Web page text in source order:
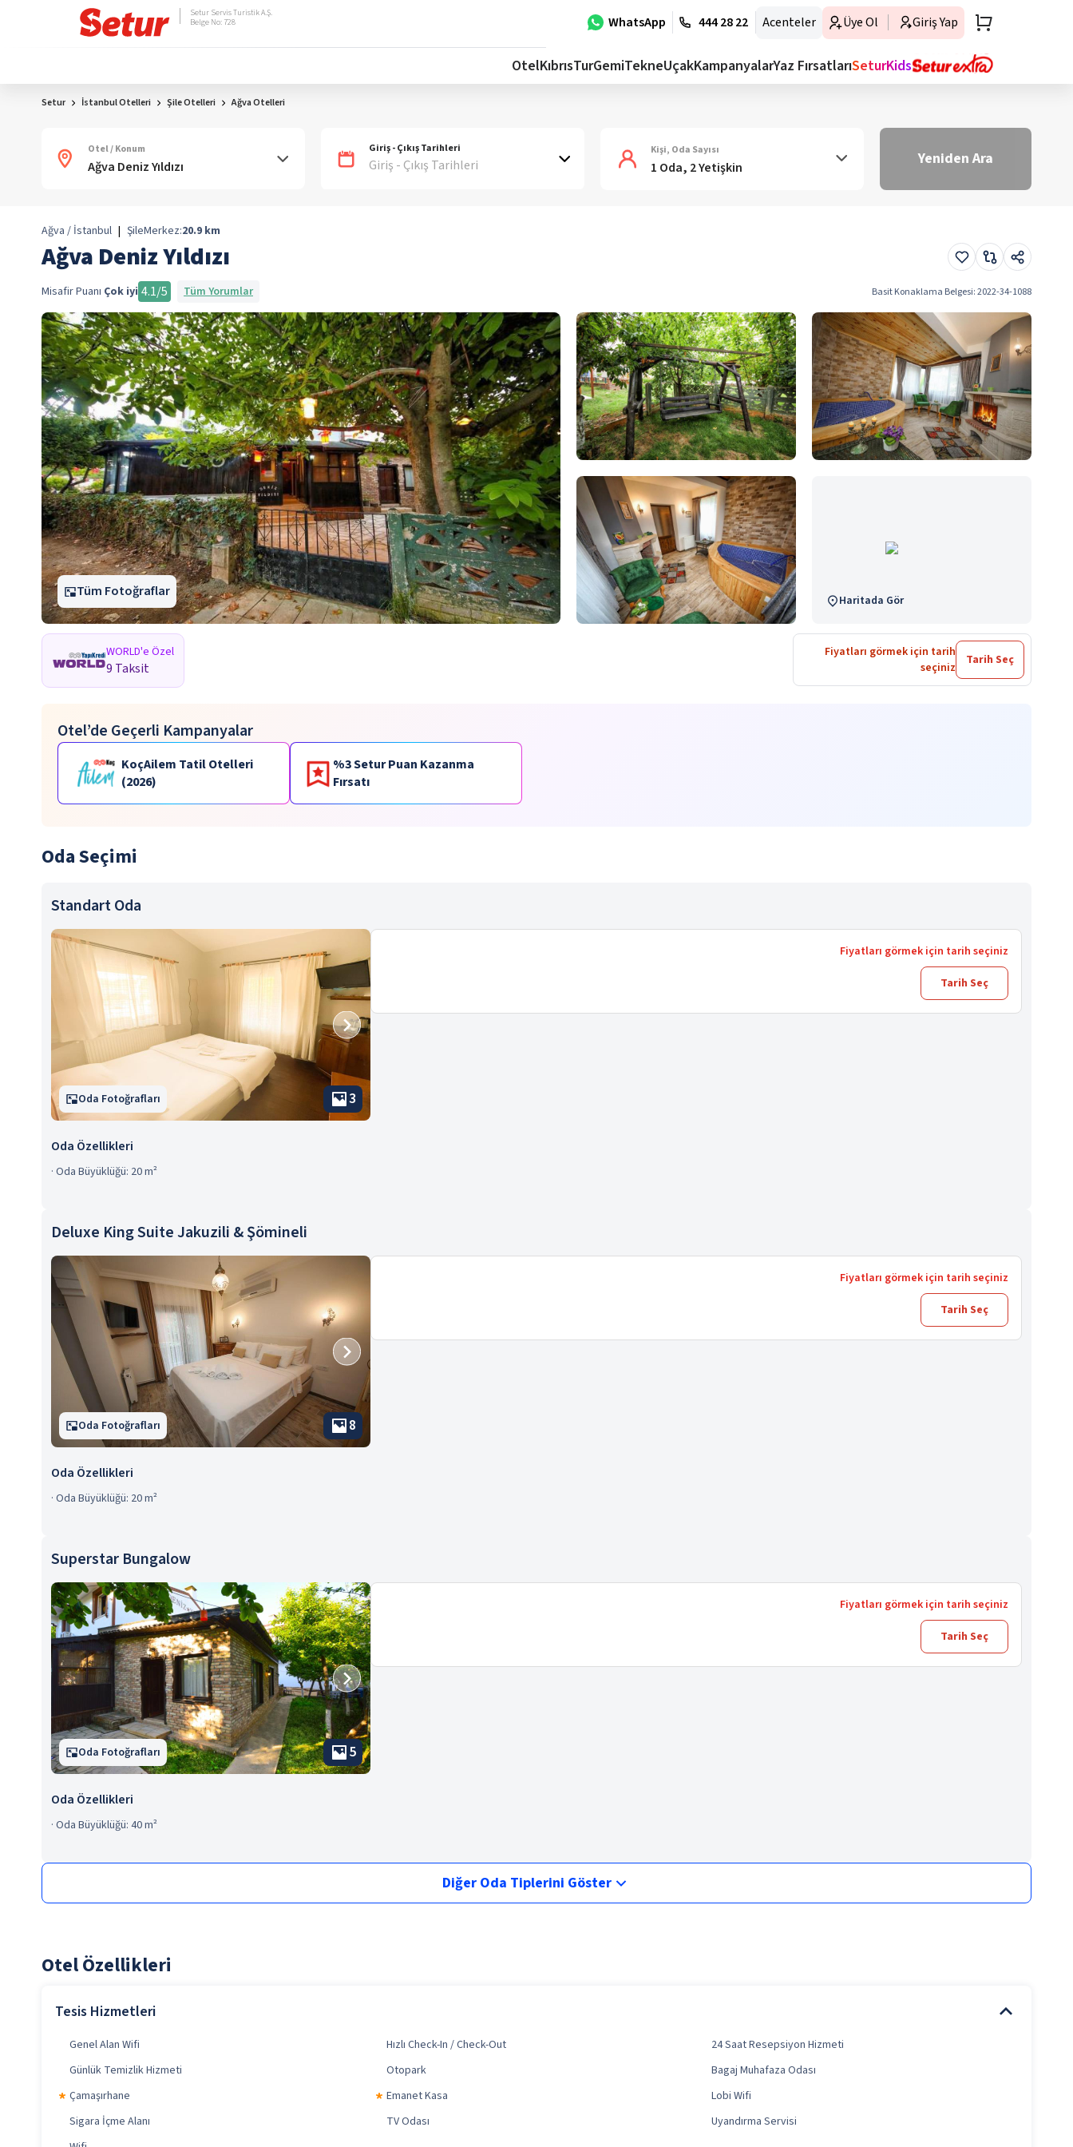
WhatsApp 444 28 22 Acenteler Üye Ol Giriş Yap
Setur Servis Turistik A.Ş.
Belge No: 728
OtelKıbrısTurGemiTekneUçakKampanyalarYaz FırsatlarıSeturKids
Setur İstanbul Otelleri Şile Otelleri Ağva Otelleri
Otel / Konum Giriş - Çıkış Tarihleri
Giriş - Çıkış Tarihleri
Kişi, Oda Sayısı
1 Oda, 2 Yetişkin Yeniden Ara
Ağva / İstanbul | ŞileMerkez:20.9 km
Ağva Deniz Yıldızı
Misafir Puanı Çok iyi 4.1/5 Tüm Yorumlar Basit Konaklama Belgesi:2022-34-1088
Tüm Fotoğraflar
Haritada Gör
WORLD'e Özel
9 Taksit
Fiyatları görmek için tarih
seçiniz
Tarih Seç
Otel’de Geçerli Kampanyalar
KoçAilem Tatil Otelleri
(2026)
%3 Setur Puan Kazanma
Fırsatı
Oda Seçimi
Standart Oda
Oda Fotoğrafları 3
Oda Özellikleri
· Oda Büyüklüğü: 20 m²
Fiyatları görmek için tarih seçiniz
Tarih Seç
Deluxe King Suite Jakuzili & Şömineli
Oda Fotoğrafları 8
Oda Özellikleri
· Oda Büyüklüğü: 20 m²
Fiyatları görmek için tarih seçiniz
Tarih Seç
Superstar Bungalow
Oda Fotoğrafları 5
Oda Özellikleri
· Oda Büyüklüğü: 40 m²
Fiyatları görmek için tarih seçiniz
Tarih Seç
Diğer Oda Tiplerini Göster
Otel Özellikleri
Tesis Hizmetleri
Genel Alan Wifi Hızlı Check-In / Check-Out
24 Saat Resepsiyon Hizmeti
Günlük Temizlik Hizmeti
Otopark
Bagaj Muhafaza Odası
Çamaşırhane
Emanet Kasa
Lobi Wifi
Sigara İçme Alanı
TV Odası
Uyandırma Servisi